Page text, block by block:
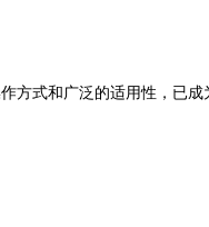
方式和广泛的适用性，已成